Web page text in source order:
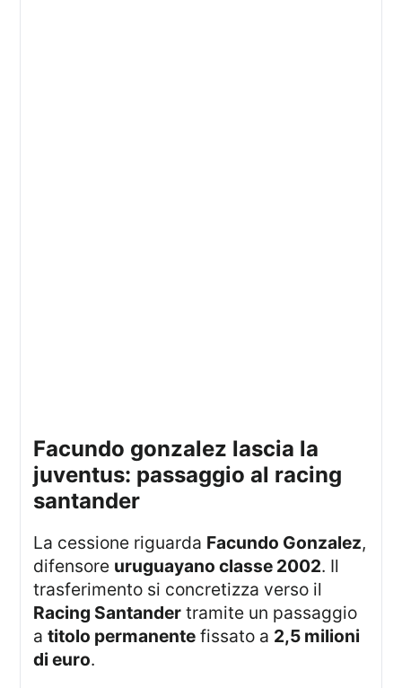
facundo gonzalez lascia la
juventus: passaggio al racing
santander
La cessione riguarda Facundo Gonzalez,
difensore uruguayano classe 2002. Il
trasferimento si concretizza verso il
Racing Santander tramite un passaggio
atitolo permanente fissato a 2,5 milioni
di euro.